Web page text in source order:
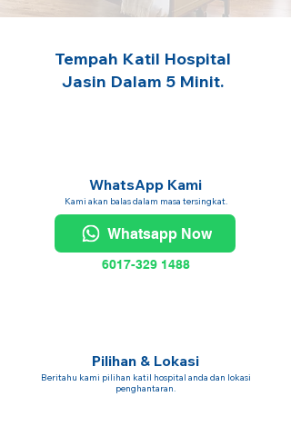
Tempah Katil Hospital
Jasin Dalam 5 Minit.
WhatsApp Kami
Kami akan balas dalam masa tersingkat.
Whatsapp Now
6017-329 1488
Pilihan & Lokasi
Beritahu kami pilihan katil hospital anda dan lokasi
penghantaran.